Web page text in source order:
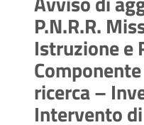
P.N.R.R.
Istruzione e
ricerca –
Intervento